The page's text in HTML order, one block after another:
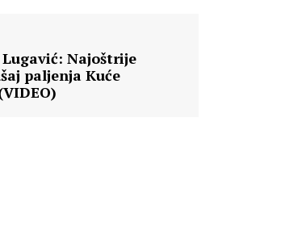
Najoštrije
paljenja Kuće